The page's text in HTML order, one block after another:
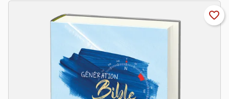
favorite_border